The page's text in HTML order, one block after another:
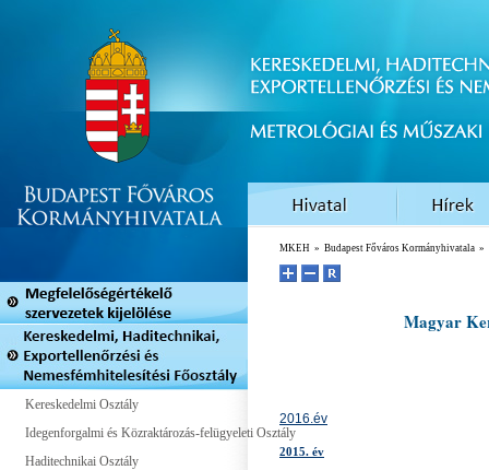
Kereskedelmi Osztály
Idegenforgalmi és Közraktározás-felügyeleti Osztály
Haditechnikai Osztály
MKEH » Budapest Főváros Kormányhivatala »
Magyar
2016.év
2015. év